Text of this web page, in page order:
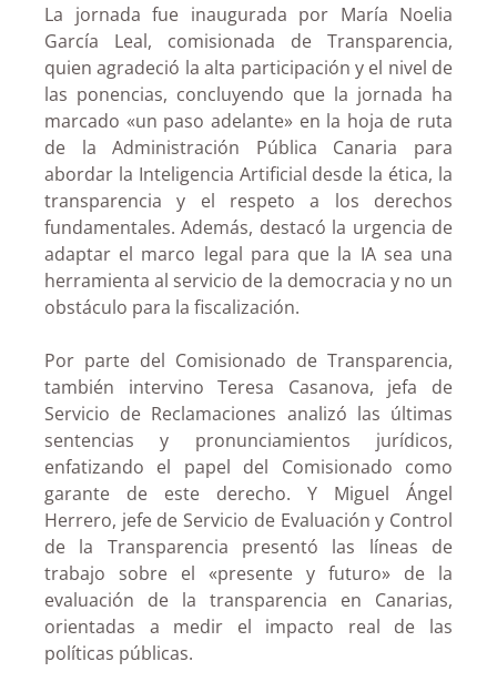
La jornada fue inaugurada por María Noelia
García Leal, comisionada de Transparencia,
quien agradeció la alta participación y el nivel de
las ponencias, concluyendo que la jornada ha
marcado «un paso adelante» en la hoja de ruta
de la Administración Pública Canaria para
abordar la Inteligencia Artificial desde la ética, la
transparencia y el respeto a los derechos
fundamentales. Además, destacó la urgencia de
adaptar el marco legal para que la IA sea una
herramienta al servicio de la democracia y no un
obstáculo para la fiscalización.
Por parte del Comisionado de Transparencia,
también intervino Teresa Casanova, jefa de
Servicio de Reclamaciones analizó las últimas
sentencias y pronunciamientos jurídicos,
enfatizando el papel del Comisionado como
garante de este derecho. Y Miguel Ángel
Herrero, jefe de Servicio de Evaluación y Control
de la Transparencia presentó las líneas de
trabajo sobre el «presente y futuro» de la
evaluación de la transparencia en Canarias,
orientadas a medir el impacto real de las
políticas públicas.